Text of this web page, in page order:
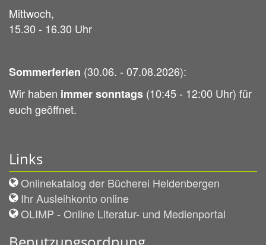
Mittwoch,
15.30 - 16.30 Uhr
Sommerferien (30.06. - 07.08.2026):
Wir haben immer sonntags (10:45 - 12:00 Uhr) für
euch geöffnet.
Links
Onlinekatalog der Bücherei Heldenbergen
Ihr Ausleihkonto online
OLIMP - Online Literatur- und Medienportal